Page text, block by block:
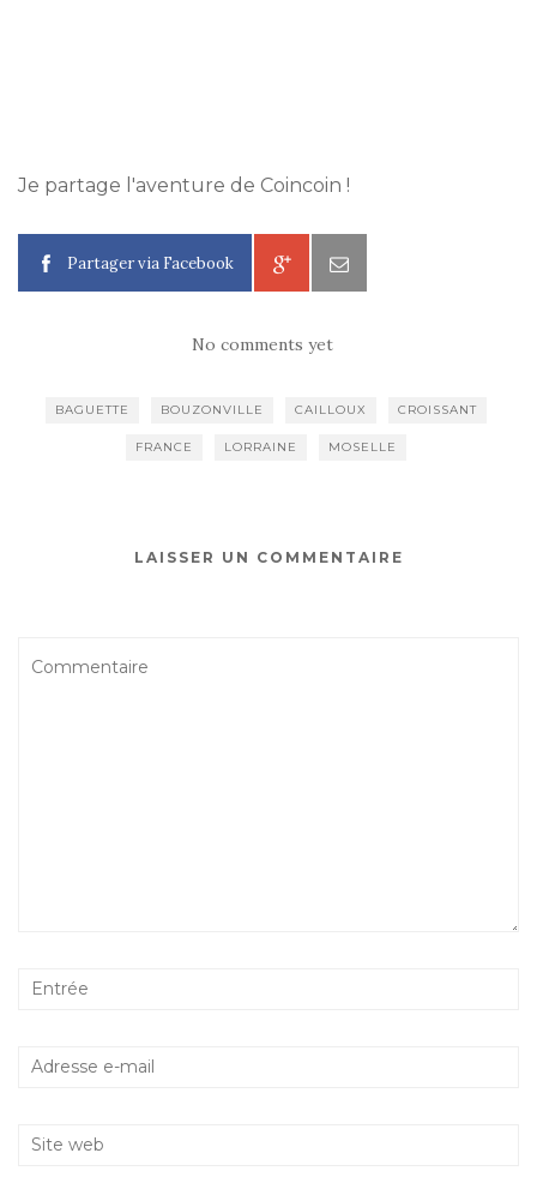
Je partage l'aventure de Coincoin !
Partager via Facebook
No comments yet
BAGUETTE BOUZONVILLE CAILLOUX CROISSANT
FRANCE LORRAINE MOSELLE
LAISSER UN COMMENTAIRE